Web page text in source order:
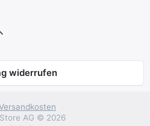
widerrufen
AG © 2026